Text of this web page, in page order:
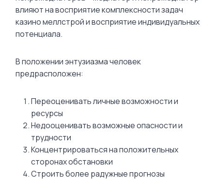
влияют на восприятие комплексности задач
казино меллстрой и восприятие индивидуальных
потенциала.
В положении энтузиазма человек
предрасположен:
Переоценивать личные возможности и
ресурсы
Недооценивать возможные опасности и
трудности
Концентрироваться на положительных
сторонах обстановки
Строить более радужные прогнозы